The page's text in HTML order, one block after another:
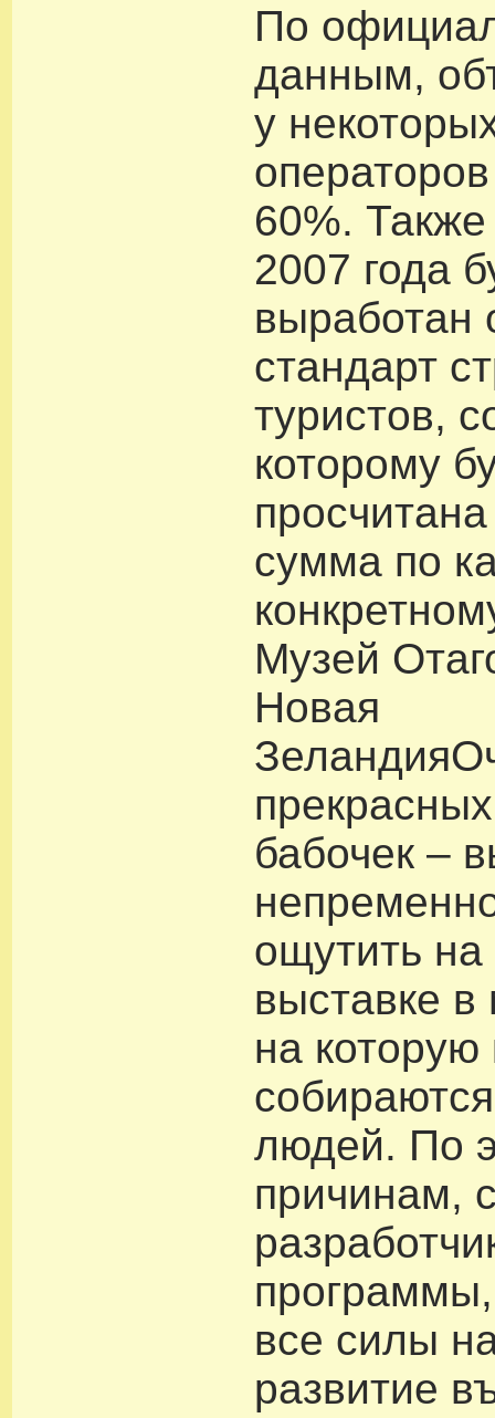
По
данным,
у
60%.
2007 года
выработан
стандарт
туристов,
которому
сумма по
Музей
Новая
бабочек –
ощутить
выставке в
на
людей. По
причинам,
все силы
развитие